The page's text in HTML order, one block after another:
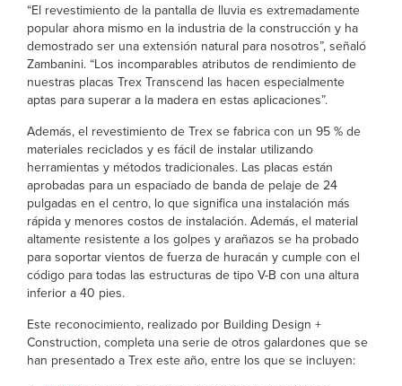
“El revestimiento de la pantalla de lluvia es extremadamente
popular ahora mismo en la industria de la construcción y ha
demostrado ser una extensión natural para nosotros”, señaló
Zambanini. “Los incomparables atributos de rendimiento de
nuestras placas Trex Transcend las hacen especialmente
aptas para superar a la madera en estas aplicaciones”.
Además, el revestimiento de Trex se fabrica con un 95 % de
materiales reciclados y es fácil de instalar utilizando
herramientas y métodos tradicionales. Las placas están
aprobadas para un espaciado de banda de pelaje de 24
pulgadas en el centro, lo que significa una instalación más
rápida y menores costos de instalación. Además, el material
altamente resistente a los golpes y arañazos se ha probado
para soportar vientos de fuerza de huracán y cumple con el
código para todas las estructuras de tipo V-B con una altura
inferior a 40 pies.
Este reconocimiento, realizado por Building Design +
Construction, completa una serie de otros galardones que se
han presentado a Trex este año, entre los que se incluyen: